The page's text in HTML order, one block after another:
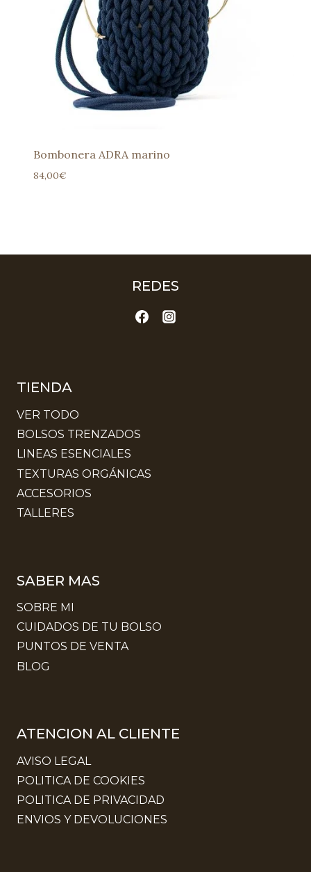
Bombonera ADRA marino
84,00€
REDES
TIENDA
VER TODO
BOLSOS TRENZADOS
LINEAS ESENCIALES
TEXTURAS ORGÁNICAS
ACCESORIOS
TALLERES
SABER MAS
SOBRE MI
CUIDADOS DE TU BOLSO
PUNTOS DE VENTA
BLOG
ATENCION AL CLIENTE
AVISO LEGAL
POLITICA DE COOKIES
POLITICA DE PRIVACIDAD
ENVIOS Y DEVOLUCIONES